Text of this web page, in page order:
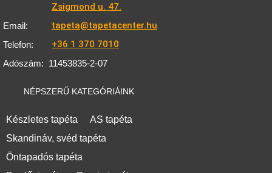
Zsigmond u. 47.
Email: tapeta@tapetacenter.hu
Telefon: +36 1 370 7010
Adószám: 11453835-2-07
NÉPSZERŰ KATEGÓRIÁINK
Készletes tapéta
AS tapéta
Skandináv, svéd tapéta
Öntapadós tapéta